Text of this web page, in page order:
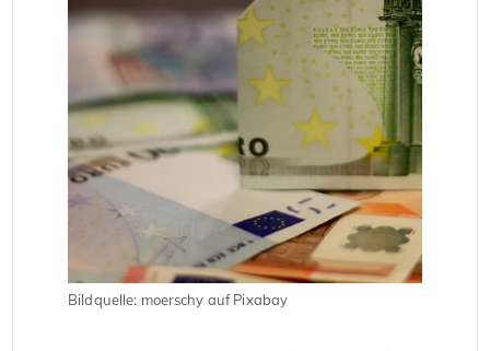
Bildquelle: moerschy auf Pixabay